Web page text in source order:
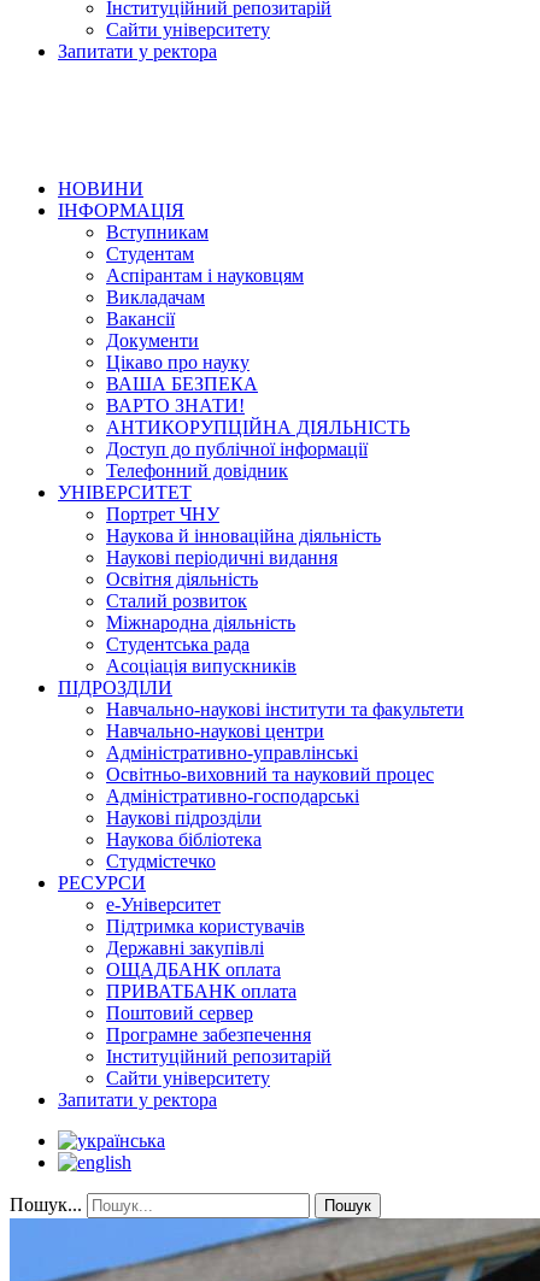
Інституційний репозитарій
Сайти університету
Запитати у ректора
НОВИНИ
ІНФОРМАЦІЯ
Вступникам
Студентам
Аспірантам і науковцям
Викладачам
Вакансії
Документи
Цікаво про науку
ВАША БЕЗПЕКА
ВАРТО ЗНАТИ!
АНТИКОРУПЦІЙНА ДІЯЛЬНІСТЬ
Доступ до публічної інформації
Телефонний довідник
УНІВЕРСИТЕТ
Портрет ЧНУ
Наукова й інноваційна діяльність
Наукові періодичні видання
Освітня діяльність
Сталий розвиток
Міжнародна діяльність
Студентська рада
Асоціація випускників
ПІДРОЗДІЛИ
Навчально-наукові інститути та факультети
Навчально-наукові центри
Адміністративно-управлінські
Освітньо-виховний та науковий процес
Адміністративно-господарські
Наукові підрозділи
Наукова бібліотека
Студмістечко
РЕСУРСИ
е-Університет
Підтримка користувачів
Державні закупівлі
ОЩАДБАНК оплата
ПРИВАТБАНК оплата
Поштовий сервер
Програмне забезпечення
Інституційний репозитарій
Сайти університету
Запитати у ректора
Пошук... Пошук